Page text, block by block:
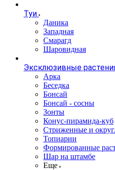
Туи
Даника
Западная
Смарагд
Шаровидная
Эксклюзивные
Арка
Беседка
Бонсай
Бонсай - сосны
Зонты
Конус-пирамида-куб
Стриженные и
Топиарии
Формированные
Шар на штамбе
Еще